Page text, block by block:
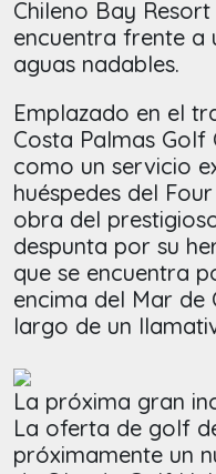
Chileno Bay Resort
encuentra frente a
aguas nadables.
Emplazado en el
Costa Palmas Golf
como un servicio
huéspedes del
obra del
despunta por su
que se encuentra
encima del Mar de
largo de un
La próxima gran
La oferta de golf
próximamente un